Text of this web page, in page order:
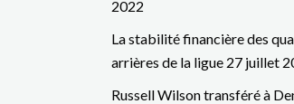
2022
La stabilité financière des
arrières de la ligue 27 juillet
Russell Wilson transféré à